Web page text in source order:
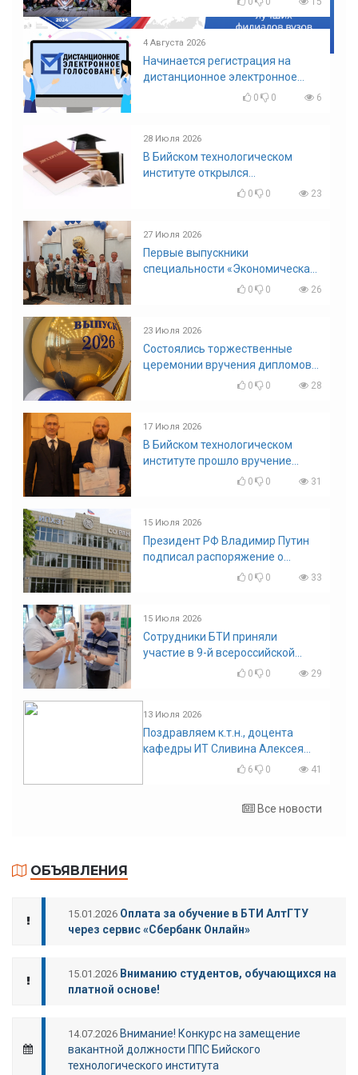
4 Августа 2026
Начинается регистрация на
дистанционное электронное
голосование на выборы!
0 0 6
28 Июля 2026
В Бийском технологическом
институте открылся
диссертационный совет!
0 0 23
27 Июля 2026
Первые выпускники
специальности «Экономическая
0 0 26
23 Июля 2026
Состоялись торжественные
церемонии вручения дипломов
0 0 28
17 Июля 2026
В Бийском технологическом
институте прошло вручение
0 0 31
15 Июля 2026
Президент РФ Владимир Путин
подписал распоряжение о
поощрении граждан и трудовых
0 0 33
15 Июля 2026
Сотрудники БТИ приняли
участие в 9-й всероссийской
конференции по задачам со
0 0 29
13 Июля 2026
Поздравляем к.т.н., доцента
кафедры ИТ Сливина Алексея
Николаевича с юбилеем!
6 0 41
Все новости
ОБЪЯВЛЕНИЯ
15.01.2026 Оплата за обучение в БТИ АлтГТУ
через сервис «Сбербанк Онлайн»
15.01.2026 Вниманию студентов, обучающихся на
платной основе!
14.07.2026 Внимание! Конкурс на замещение
вакантной должности ППС Бийского
технологического института